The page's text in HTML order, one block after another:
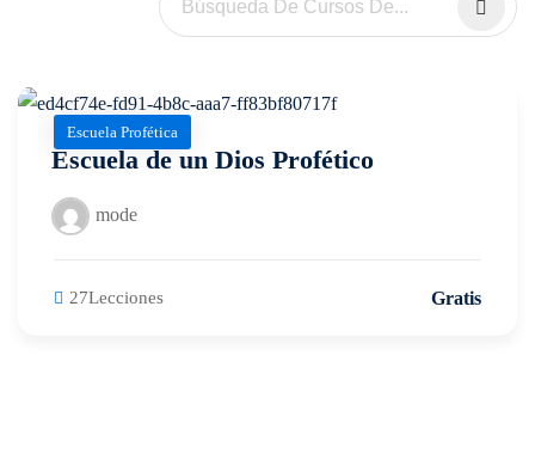
Escuela Profética
Escuela de un Dios Profético
mode
27Lecciones Gratis